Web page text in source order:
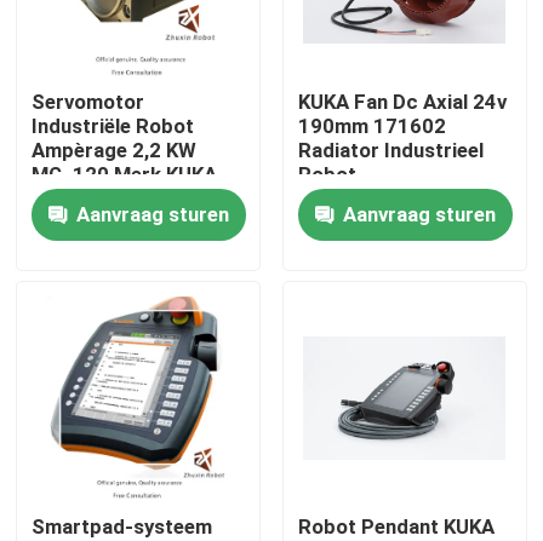
VR-show
Over ons
Fabriekstocht
Kwaliteitscontrole
Neem contact met ons op
Nieuws
Gevallen
Servomotor
Industriële Robot
Ampèrage 2,2 KW
MG_120 Merk KUKA
Aanvraag sturen
KUKA Fan Dc Axial 24v
190mm 171602
Radiator Industrieel
Robot
Aanvraag sturen
Smartpad-systeem
Robot Pendant KUKA